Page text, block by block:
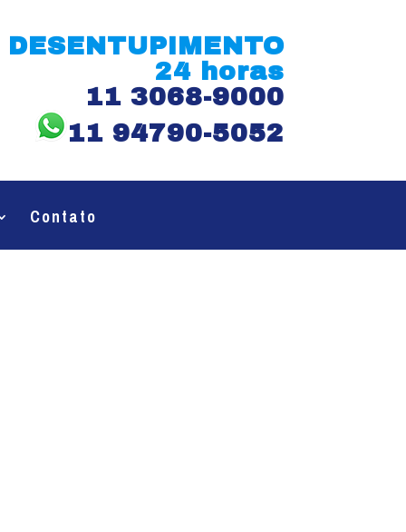
DESENTUPIMENTO
24 horas
11 3068-9000
11 94790-5052
Contato